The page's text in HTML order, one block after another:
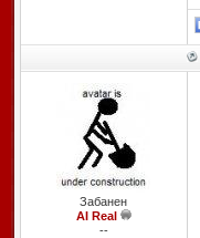
Забанен
AI Real
--